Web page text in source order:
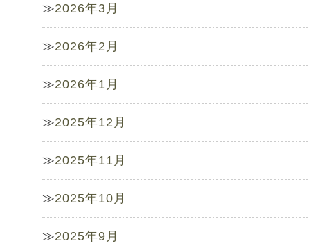
2026年3月
2026年2月
2026年1月
2025年12月
2025年11月
2025年10月
2025年9月